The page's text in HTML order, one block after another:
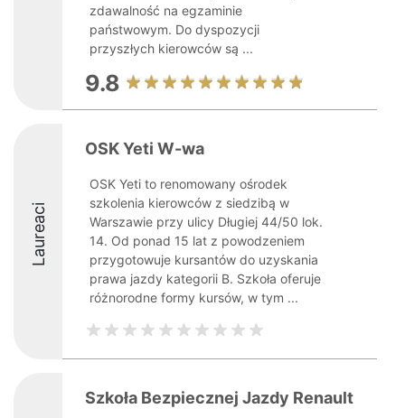
zdawalność na egzaminie
państwowym. Do dyspozycji
przyszłych kierowców są ...
9.8
Laureaci
OSK Yeti W-wa
OSK Yeti to renomowany ośrodek
szkolenia kierowców z siedzibą w
Warszawie przy ulicy Długiej 44/50 lok.
14. Od ponad 15 lat z powodzeniem
przygotowuje kursantów do uzyskania
prawa jazdy kategorii B. Szkoła oferuje
różnorodne formy kursów, w tym ...
Szkoła Bezpiecznej Jazdy Renault